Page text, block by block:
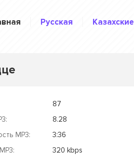
Русская Казахские
87
8.28
MP3:
3:36
320 kbps